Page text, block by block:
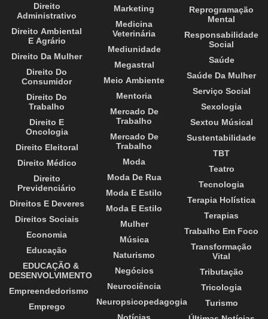
Direito
Administrativo
Direito Ambiental
E Agrário
Direito Da Mulher
Direito Do
Consumidor
Direito Do
Trabalho
Direito E
Oncologia
Direito Eleitoral
Direito Médico
Direito
Previdenciário
Direitos E Deveres
Direitos Sociais
Economia
Educação
EDUCAÇÃO &
DESENVOLVIMENTO
Empreendedorismo
Emprego
Marketing
Medicina
Veterinária
Mediunidade
Megastral
Meio Ambiente
Mentoria
Mercado De
Trabalho
Mercado De
Trabalho
Moda
Moda De Rua
Moda E Estilo
Moda E Estilo
Mulher
Música
Naturismo
Negócios
Neurociência
Neuropsicopedagogia
Notícias
Reprogramação
Mental
Responsabilidade
Social
Saúde
Saúde Da Mulher
Serviço Social
Sexologia
Sextou Músical
Sustentabilidade
TBT
Teatro
Tecnologia
Terapia Holística
Terapias
Trabalho Em Foco
Transformação
Vital
Tributação
Tricologia
Turismo